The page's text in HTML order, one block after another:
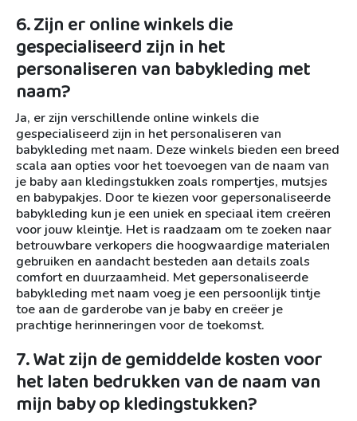
6. Zijn er online winkels die
gespecialiseerd zijn in het
personaliseren van babykleding met
naam?
Ja, er zijn verschillende online winkels die
gespecialiseerd zijn in het personaliseren van
babykleding met naam. Deze winkels bieden een breed
scala aan opties voor het toevoegen van de naam van
je baby aan kledingstukken zoals rompertjes, mutsjes
en babypakjes. Door te kiezen voor gepersonaliseerde
babykleding kun je een uniek en speciaal item creëren
voor jouw kleintje. Het is raadzaam om te zoeken naar
betrouwbare verkopers die hoogwaardige materialen
gebruiken en aandacht besteden aan details zoals
comfort en duurzaamheid. Met gepersonaliseerde
babykleding met naam voeg je een persoonlijk tintje
toe aan de garderobe van je baby en creëer je
prachtige herinneringen voor de toekomst.
7. Wat zijn de gemiddelde kosten voor
het laten bedrukken van de naam van
mijn baby op kledingstukken?